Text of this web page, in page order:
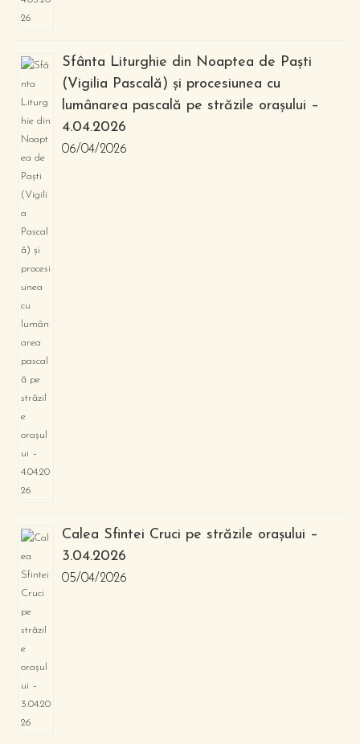
Sfânta Liturghie din Noaptea de Paști
(Vigilia Pascală) și procesiunea cu
lumânarea pascală pe străzile orașului –
4.04.2026
06/04/2026
Calea Sfintei Cruci pe străzile orașului –
3.04.2026
05/04/2026